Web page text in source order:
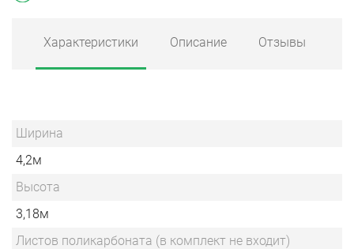
Характеристики Описание Отзывы
Ширина
4,2м
Высота
3,18м
Листов поликарбоната (в комплект не входит)